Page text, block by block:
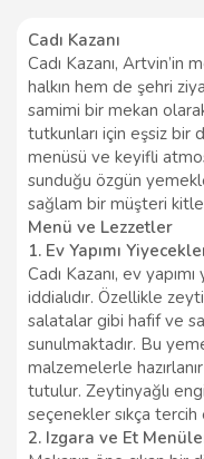
Cadı Kazanı
Cadı Kazanı, Artvin’in
halkın hem de şehri
samimi bir mekan
tutkunları için eşsiz bir
menüsü ve keyifli
sunduğu özgün
sağlam bir müşteri
Menü ve Lezzetler
1. Ev Yapımı
Cadı Kazanı, ev
iddialıdır. Özellikle
salatalar gibi hafif ve
sunulmaktadır. Bu
malzemelerle
tutulur. Zeytinyağlı
seçenekler sıkça
2. Izgara ve Et